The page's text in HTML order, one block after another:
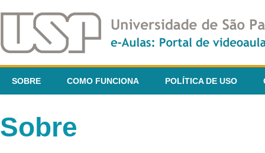
SOBRE COMO FUNCIONA POLÍTICA DE USO
Sobre